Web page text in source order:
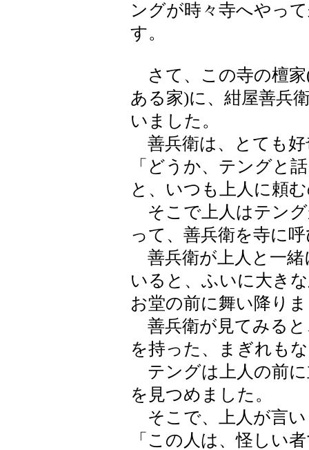
ングが時々寺へやっ
す。
さて、この寺の檀
ある家)に、紺屋善兵
いました。
善兵衛は、とても好
「どうか、テングと
と、いつも上人に頼
そこで上人はテン
って、善兵衛を寺に
善兵衛が上人と一緒
いると、ふいに大き
お堂の前に舞い降り
善兵衛が見てみると
を持った、まぎれも
テングは上人の前
を見つめました。
そこで、上人が言
「この人は、怪しい